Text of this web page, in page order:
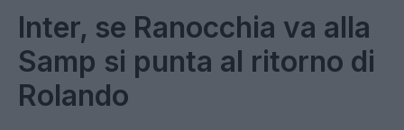
Inter, se Ranocchia va alla
Samp si punta al ritorno di
Rolando